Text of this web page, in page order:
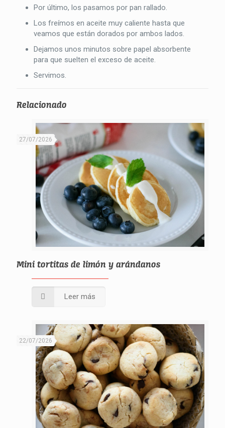
Por último, los pasamos por pan rallado.
Los freímos en aceite muy caliente hasta que
veamos que están dorados por ambos lados.
Dejamos unos minutos sobre papel absorbente
para que suelten el exceso de aceite.
Servimos.
Relacionado
27/07/2026
Mini tortitas de limón y arándanos
Leer más
22/07/2026